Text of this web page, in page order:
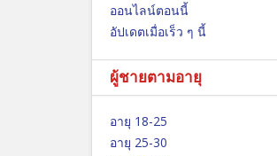
ออนไลน์ตอนนี้
อัปเดตเมื่อเร็ว ๆ นี้
ผู้ชายตามอายุ
อายุ 18-25
อายุ 25-30